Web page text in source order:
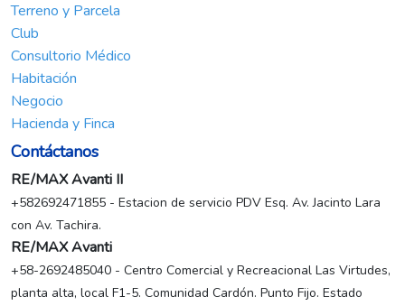
Terreno y Parcela
Club
Consultorio Médico
Habitación
Negocio
Hacienda y Finca
Contáctanos
RE/MAX Avanti II
+582692471855 - Estacion de servicio PDV Esq. Av. Jacinto Lara
con Av. Tachira.
RE/MAX Avanti
+58-2692485040 - Centro Comercial y Recreacional Las Virtudes,
planta alta, local F1-5. Comunidad Cardón. Punto Fijo. Estado